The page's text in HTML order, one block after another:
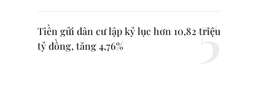
Tiền gửi dân cư lập kỷ lục hơn 10,82 triệu
tỷ đồng, tăng 4,76%